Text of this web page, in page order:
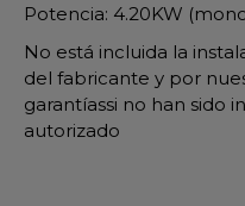
Potencia: 4.20KW
No está incluida la
del fabricante y por
garantíassi no han sido
autorizado